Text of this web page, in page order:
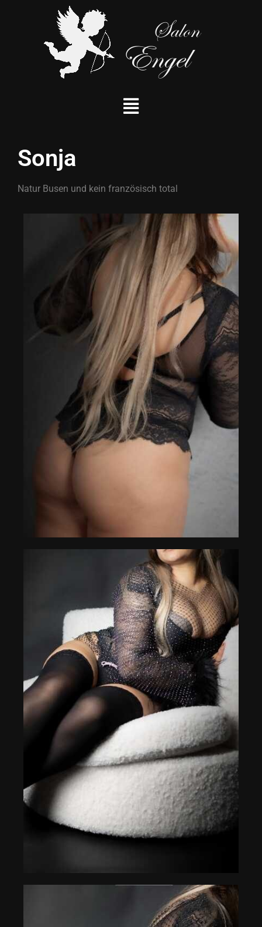
Sonja
Natur Busen und kein französisch total